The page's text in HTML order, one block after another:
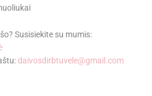
Susisiekite su mumis:
daivosdirbtuvele@gmail.com